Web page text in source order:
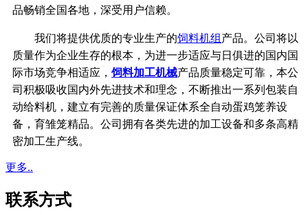
品畅销全国各地，深受用户信赖。
我们将提供优质的专业生产的饲料机组 产品。公司将以
质量作为企业生存的根本， 为进一步适应与日俱进的国内国
际市场竞争相适应，饲料加工机械产品质量稳定可靠， 本公
司积极吸收国内外先进技术和理念，不断推出一系列包装自
动给料机，建立有完善的质量保证体系全自动蛋鸡笼养设
备，育雏笼精品。公司拥有各类先进的加工设备和多条高精
密加工生产线。
更多..
联系方式